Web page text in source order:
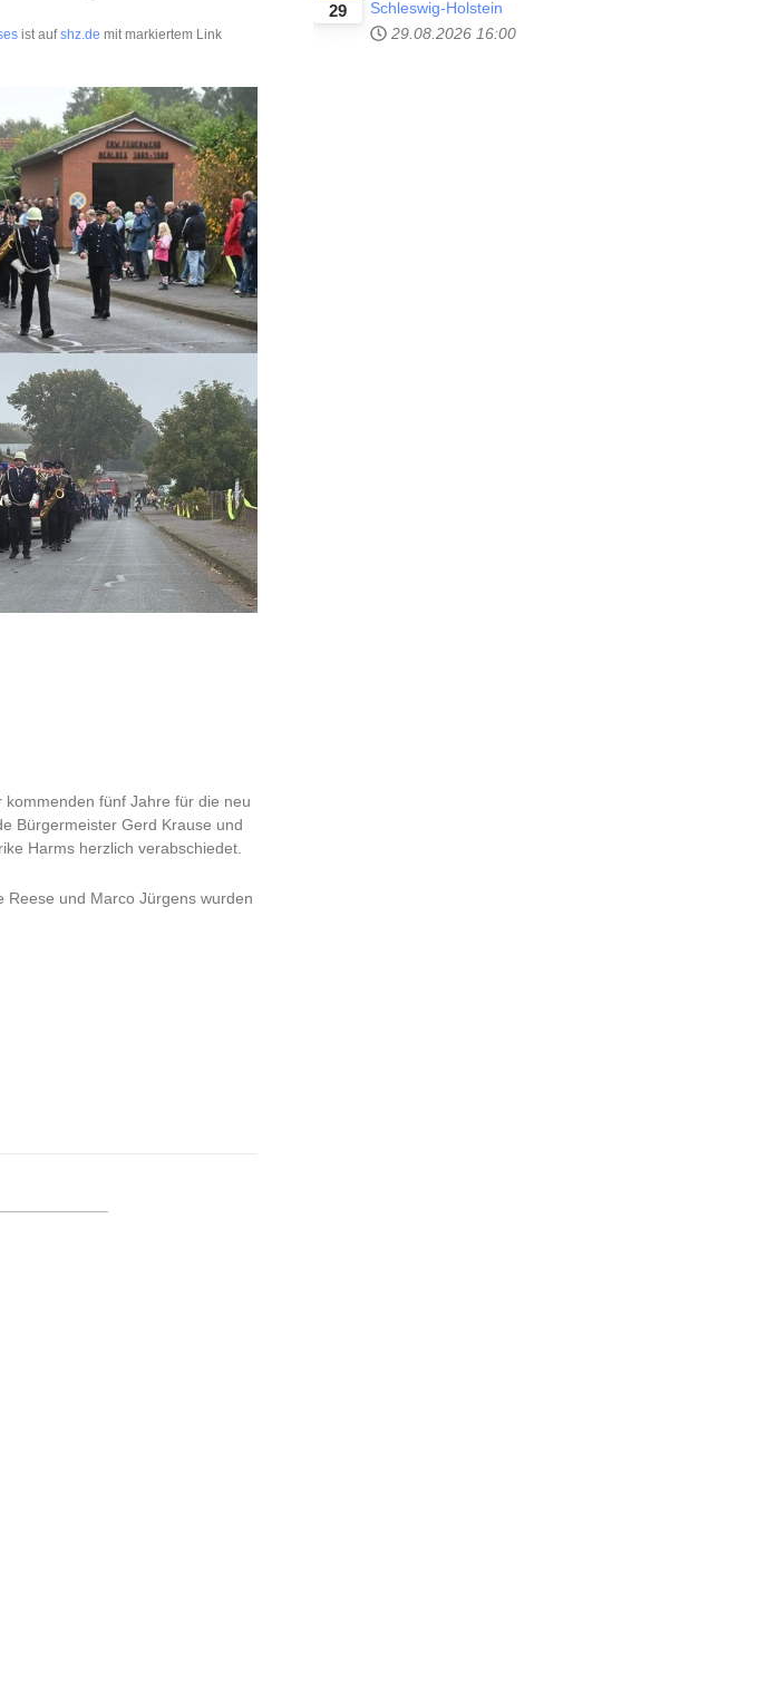
ist aufshz.de mit markiertem Link
fünf Jahre für die neu
Bürgermeister Gerd Krause und
Harms herzlich verabschiedet.
Reese und Marco Jürgens wurden
29
Schleswig-Holstein
29.08.2026 16:00